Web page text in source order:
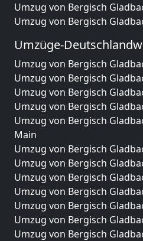
Umzug von Bergisch
Umzug von Bergisch
Umzüge-
Umzug von Bergisch
Umzug von Bergisch
Umzug von Bergisch
Umzug von Bergisch
Umzug von Bergisch
Main
Umzug von Bergisch
Umzug von Bergisch
Umzug von Bergisch
Umzug von Bergisch
Umzug von Bergisch
Umzug von Bergisch
Umzug von Bergisch